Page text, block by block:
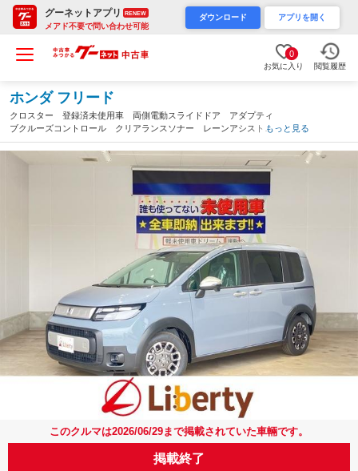
グーネットアプリ RENEW
メアド不要で問い合わせ可能
ダウンロード アプリを開く
0
お気に入り 閲覧履歴
ホンダ フリード
クロスター 登録済未使用車 両側電動スライドドア アダプティ
ブクルーズコントロール クリアランスソナー レーンアシスト
衝突被害軽減システム オートライト ＬＥＤヘッドランプ ヘッ
ドライトウォッシャー（兵庫県）
もっと見る
このクルマは2026/06/29まで掲載されていた車輛です。
掲載終了